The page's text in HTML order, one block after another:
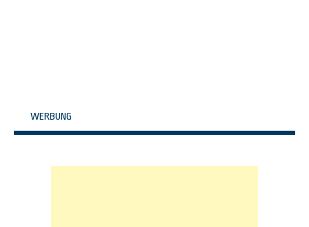
WERBUNG